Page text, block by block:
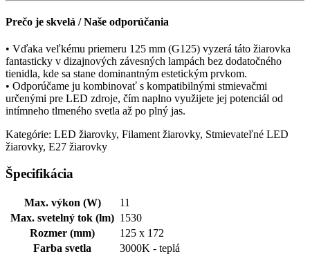
Prečo je skvelá / Naše odporúčania
• Vďaka veľkému priemeru 125 mm (G125) vyzerá táto žiarovka
fantasticky v dizajnových závesných lampách bez dodatočného
tienidla, kde sa stane dominantným estetickým prvkom.
• Odporúčame ju kombinovať s kompatibilnými stmievačmi
určenými pre LED zdroje, čím naplno využijete jej potenciál od
intímneho tlmeného svetla až po plný jas.
Kategórie: LED žiarovky, Filament žiarovky, Stmievateľné LED
žiarovky, E27 žiarovky
Špecifikácia
Max. výkon (W)
11
Max. svetelný tok (lm) 1530
Rozmer (mm)
125 x 172
Farba svetla
3000K - teplá